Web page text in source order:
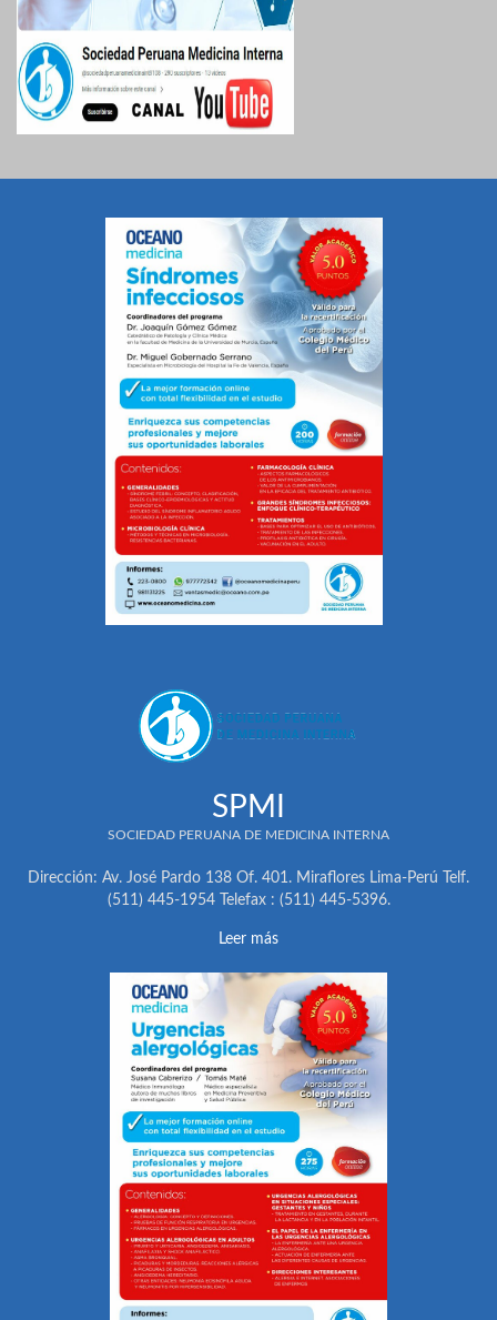
SPMI
SOCIEDAD PERUANA DE MEDICINA INTERNA
Dirección: Av. José Pardo 138 Of. 401. Miraflores Lima-Perú Telf.
(511) 445-1954 Telefax : (511) 445-5396.
Leer más